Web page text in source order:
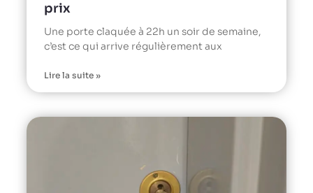
prix
Une porte claquée à 22h un soir de semaine,
c’est ce qui arrive régulièrement aux
Lire la suite »